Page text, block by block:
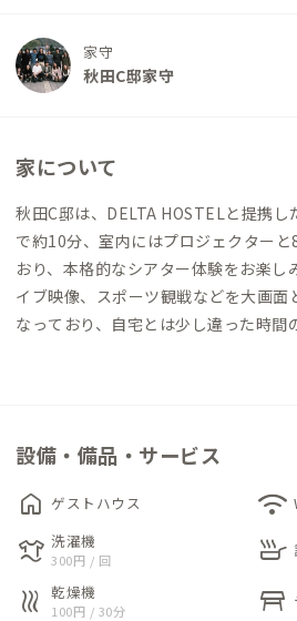
家守
秋田C邸家守
家について
秋田C邸は、DELTA HOSTELと提携
で約10分、室内にはプロジェクター
おり、本格的なシアター体験をお楽し
イブ映像、スポーツ観戦などを大画面
なっており、自宅とは少し違った時間
秋田駅からバスで約10分、4階建てマ
賞やライブ鑑賞、スポーツ観戦など、
いただけます。
室内には高速光回線を導入しており、
議にも快適にご利用いただけます。建
はコワーキングスペース（ご滞在中は
設備・備品・サービス
home ゲストハウス wifi
laundry 洗濯機
300円 / 回 skillet
heat 乾燥機
100円 / 30分 table_restaurant